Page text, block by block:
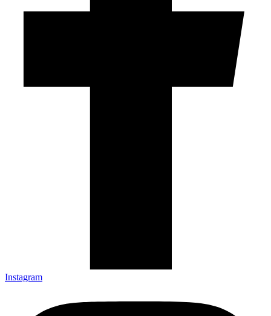
Instagram